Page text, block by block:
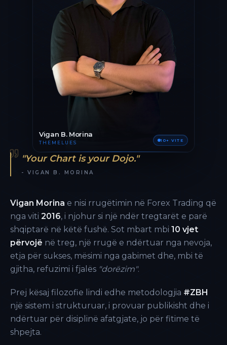
Vigan B. Morina
THEMELUES 10+ VITE
"Your Chart is your Dojo."
- VIGAN B. MORINA
Vigan Morina e nisi rrugëtimin në Forex Trading që
nga viti 2016, i njohur si një ndër tregtarët e parë
shqiptarë në këtë fushë. Sot mbart mbi 10 vjet
përvojë në treg, një rrugë e ndërtuar nga nevoja,
etja për sukses, mësimi nga gabimet dhe, mbi të
gjitha, refuzimi i fjalës "dorëzim".
Prej kësaj filozofie lindi edhe metodologjia #ZBH
një sistem i strukturuar, i provuar publikisht dhe i
ndërtuar për disiplinë afatgjate, jo për fitime të
shpejta.